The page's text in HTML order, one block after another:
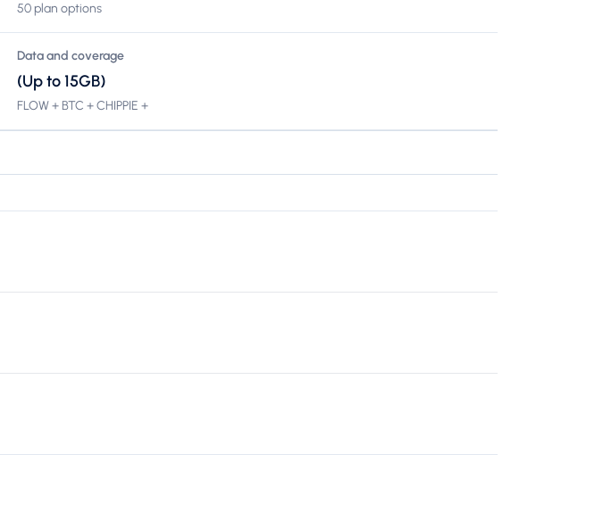
50 plan options
Data and coverage
(Up to 15GB)
FLOW + BTC + CHIPPIE +